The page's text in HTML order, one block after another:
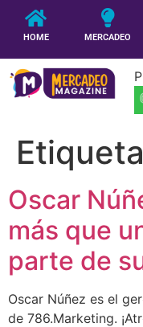
HOME MERCADEO
Oscar
más que
parte de
Oscar Núñez es el
de 786.Marketing.